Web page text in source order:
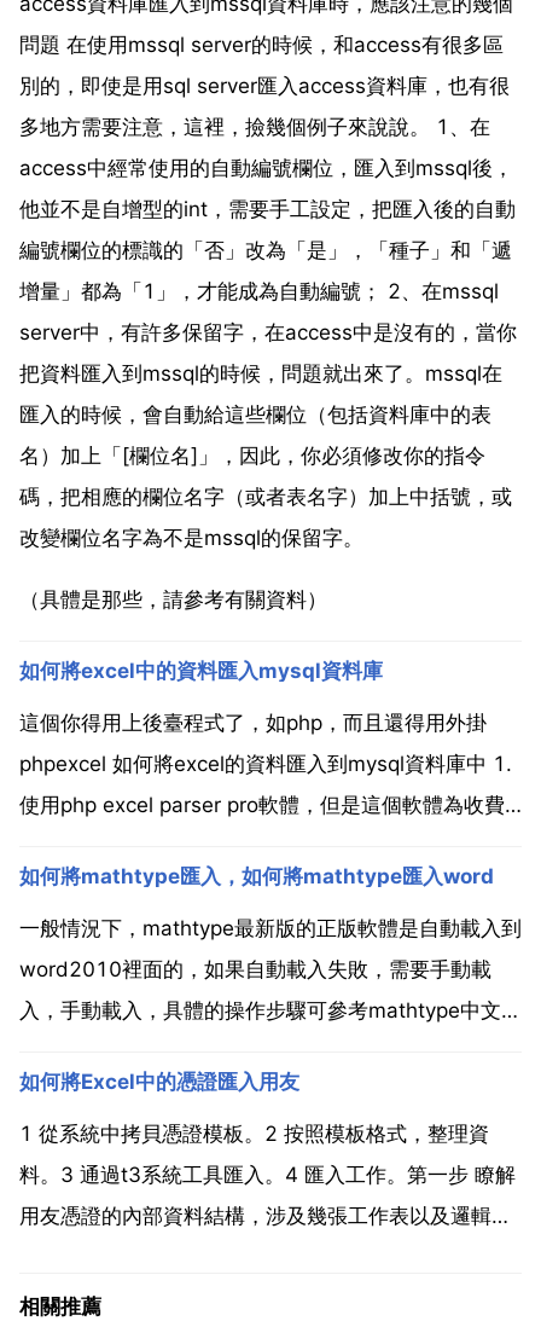
問題 在使用mssql server的時候，和access有很多區
別的，即使是用sql server匯入access資料庫，也有很
多地方需要注意，這裡，撿幾個例子來說說。 1、在
access中經常使用的自動編號欄位，匯入到mssql後，
他並不是自增型的int，需要手工設定，把匯入後的自動
編號欄位的標識的「否」改為「是」，「種子」和「遞
增量」都為「1」，才能成為自動編號； 2、在mssql
server中，有許多保留字，在access中是沒有的，當你
把資料匯入到mssql的時候，問題就出來了。mssql在
匯入的時候，會自動給這些欄位（包括資料庫中的表
名）加上「[欄位名]」，因此，你必須修改你的指令
碼，把相應的欄位名字（或者表名字）加上中括號，或
改變欄位名字為不是mssql的保留字。
（具體是那些，請參考有關資料）
如何將excel中的資料匯入mysql資料庫
這個你得用上後臺程式了，如php，而且還得用外掛
phpexcel 如何將excel的資料匯入到mysql資料庫中 1.
使用php excel parser pro軟體，但是這個軟體為收費
phpmyadmin或者sqlyog匯入，sqlyog匯入的方...
如何將mathtype匯入，如何將mathtype匯入word
一般情況下，mathtype最新版的正版軟體是自動載入到
word2010裡面的，如果自動載入失敗，需要手動載
入，手動載入，具體的操作步驟可參考mathtype中文官
www.mathtype.這個對你應該是有所幫助的。目前網
上流傳的破...
如何將Excel中的憑證匯入用友
1 從系統中拷貝憑證模板。2 按照模板格式，整理資
料。3 通過t3系統工具匯入。4 匯入工作。第一步 瞭解
用友憑證的內部資料結構，涉及幾張工作表以及邏輯關
許可權以及使用者的密碼 注 通常情況還是請用友的技
相關推薦